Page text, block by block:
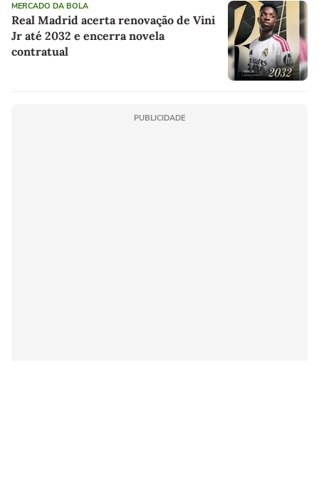
MERCADO DA BOLA
Real Madrid acerta renovação de Vini
Jr até 2032 e encerra novela
contratual
PUBLICIDADE